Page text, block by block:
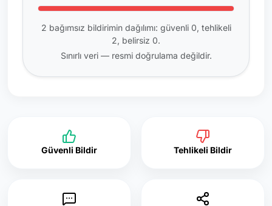
2 bağımsız bildirimin dağılımı: güvenli 0, tehlikeli
2, belirsiz 0.
Sınırlı veri — resmi doğrulama değildir.
Güvenli Bildir Tehlikeli Bildir